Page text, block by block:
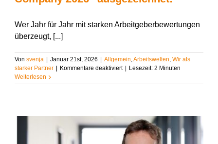
Wer Jahr für Jahr mit starken Arbeitgeberbewertungen
überzeugt, [...]
Von svenja Januar 21st, 2026 Allgemein,Arbeitswelten, Wir als
starker Partner
Kommentare deaktiviertfür
erneut
2026“
ausgezeichnet!
Lesezeit: 2 Minuten
Weiterlesen